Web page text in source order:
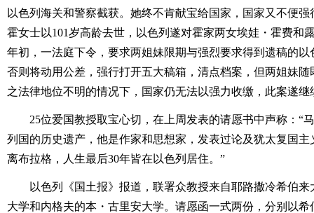
以色列海关和警察截获。她终不肯献宝给国家，国家又不便强
霍女士以101岁高龄去世，以色列遂对霍家两女埃娃・霍费和
年初，一法庭下令，要求两姐妹限期与强烈要求得到遗稿的
否则将动用公差，强行打开五大稿箱，清点档案，但两姐妹
之法律地位不明的情况下，国家仍无法以强力收缴，此案遂继
25位爱国教授取宝心切，在上周发表的请愿书中声称：“
列国的历史遗产，他是作家和思想家，发表过论及犹太复国
离布拉格，人生最后30年皆在以色列居住。”
以色列《国土报》报道，联署众教授来自耶路撒冷希伯
大学和内格夫的本・古里安大学。请愿函一式两份，分别以